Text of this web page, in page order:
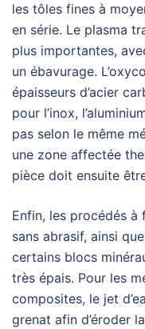
les tôles fines à
en série. Le plasma
plus importantes,
un ébavurage.
épaisseurs d’acier
pour l’inox,
pas selon le même
une zone affectée
pièce doit ensuite
Enfin, les procédés à
sans abrasif, ainsi
certains blocs
très épais. Pour les
composites, le jet
grenat afin d’éroder